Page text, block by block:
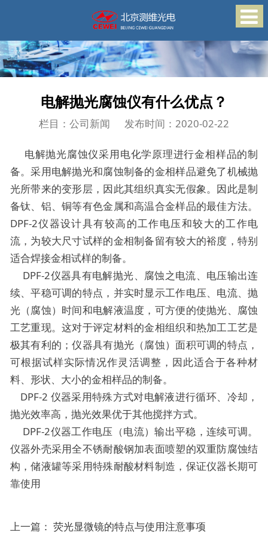
电解抛光腐蚀仪有什么优点？
栏目：公司新闻 发布时间：2020-02-22
电解抛光腐蚀仪采用电化学原理进行金相样品的制
备。采用电解抛光和腐蚀制备的金相样品避免了机械抛
光所带来的变形层，因此其组织真实无假象。因此是制
备钛、铝、铜等有色金属和高温合金样品的最佳方法。
DPF-2仪器设计具有较高的工作电压和较大的工作电
流，为较大尺寸试样的金相制备留有较大的裕度，特别
适合焊接金相试样的制备。
DPF-2仪器具有电解抛光、腐蚀之电流、电压输出连
续、平稳可调的特点，并实时显示工作电压、电流、抛
光（腐蚀）时间和电解液温度，可方便的使抛光、腐蚀
工艺重现。这对于评定材料的金相组织和热加工工艺是
极其有利的；仪器具有抛光（腐蚀）面积可调的特点，
可根据试样实际情况作灵活调整，因此适合于各种材
料、形状、大小的金相样品的制备。
DPF-2 仪器采用特殊方式对电解液进行循环、冷却，
抛光效率高，抛光效果优于其他搅拌方式。
DPF-2仪器工作电压（电流）输出平稳，连续可调。
仪器外壳采用全不锈耐酸钢加表面喷塑的双重防腐蚀结
构，储液罐等采用特殊耐酸材料制造，保证仪器长期可
靠使用
上一篇： 荧光显微镜的特点与使用注意事项